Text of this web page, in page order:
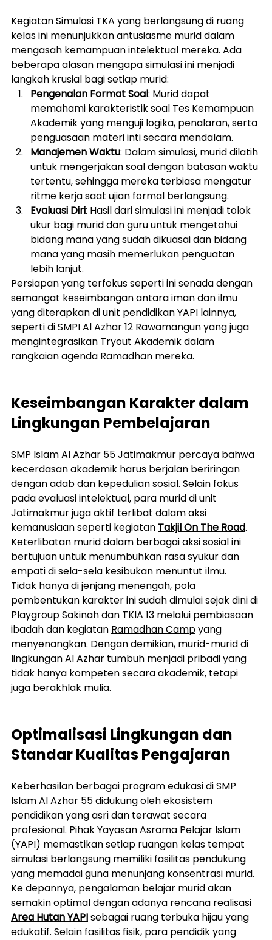
Kegiatan Simulasi TKA yang berlangsung di ruang
kelas ini menunjukkan antusiasme murid dalam
mengasah kemampuan intelektual mereka. Ada
beberapa alasan mengapa simulasi ini menjadi
langkah krusial bagi setiap murid:
Pengenalan Format Soal: Murid dapat
memahami karakteristik soal Tes Kemampuan
Akademik yang menguji logika, penalaran, serta
penguasaan materi inti secara mendalam.
Manajemen Waktu: Dalam simulasi, murid dilatih
untuk mengerjakan soal dengan batasan waktu
tertentu, sehingga mereka terbiasa mengatur
ritme kerja saat ujian formal berlangsung.
Evaluasi Diri: Hasil dari simulasi ini menjadi tolok
ukur bagi murid dan guru untuk mengetahui
bidang mana yang sudah dikuasai dan bidang
mana yang masih memerlukan penguatan
lebih lanjut.
Persiapan yang terfokus seperti ini senada dengan
semangat keseimbangan antara iman dan ilmu
yang diterapkan di unit pendidikan YAPI lainnya,
seperti di SMPI Al Azhar 12 Rawamangun yang juga
mengintegrasikan Tryout Akademik dalam
rangkaian agenda Ramadhan mereka.
Keseimbangan Karakter dalam
Lingkungan Pembelajaran
SMP Islam Al Azhar 55 Jatimakmur percaya bahwa
kecerdasan akademik harus berjalan beriringan
dengan adab dan kepedulian sosial. Selain fokus
pada evaluasi intelektual, para murid di unit
Jatimakmur juga aktif terlibat dalam aksi
kemanusiaan seperti kegiatan Takjil On The Road.
Keterlibatan murid dalam berbagai aksi sosial ini
bertujuan untuk menumbuhkan rasa syukur dan
empati di sela-sela kesibukan menuntut ilmu.
Tidak hanya di jenjang menengah, pola
pembentukan karakter ini sudah dimulai sejak dini di
Playgroup Sakinah dan TKIA 13 melalui pembiasaan
ibadah dan kegiatan Ramadhan Camp yang
menyenangkan. Dengan demikian, murid-murid di
lingkungan Al Azhar tumbuh menjadi pribadi yang
tidak hanya kompeten secara akademik, tetapi
juga berakhlak mulia.
Optimalisasi Lingkungan dan
Standar Kualitas Pengajaran
Keberhasilan berbagai program edukasi di SMP
Islam Al Azhar 55 didukung oleh ekosistem
pendidikan yang asri dan terawat secara
profesional. Pihak Yayasan Asrama Pelajar Islam
(YAPI) memastikan setiap ruangan kelas tempat
simulasi berlangsung memiliki fasilitas pendukung
yang memadai guna menunjang konsentrasi murid.
Ke depannya, pengalaman belajar murid akan
semakin optimal dengan adanya rencana realisasi
Area Hutan YAPI sebagai ruang terbuka hijau yang
edukatif. Selain fasilitas fisik, para pendidik yang